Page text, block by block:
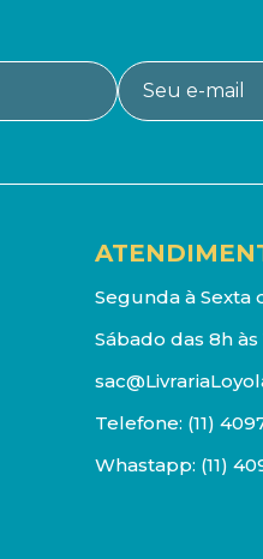
Segunda à Sexta
Sábado das 8h às
Telefone: (11)
Whastapp: (11)